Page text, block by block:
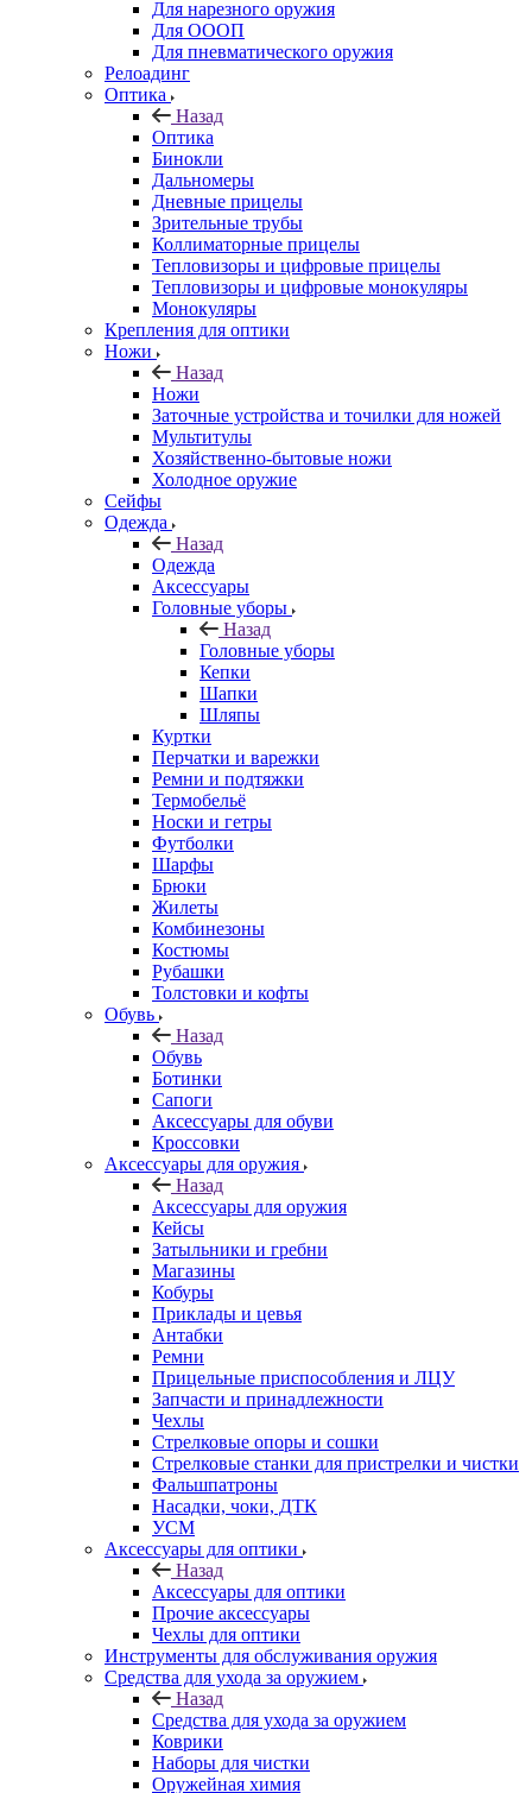
Для нарезного оружия
Для ОООП
Для пневматического оружия
Релоадинг
Оптика
Назад
Оптика
Бинокли
Дальномеры
Дневные прицелы
Зрительные трубы
Коллиматорные прицелы
Тепловизоры и цифровые прицелы
Тепловизоры и цифровые монокуляры
Монокуляры
Крепления для оптики
Ножи
Назад
Ножи
Заточные устройства и точилки для ножей
Мультитулы
Хозяйственно-бытовые ножи
Холодное оружие
Сейфы
Одежда
Назад
Одежда
Аксессуары
Головные уборы
Назад
Головные уборы
Кепки
Шапки
Шляпы
Куртки
Перчатки и варежки
Ремни и подтяжки
Термобельё
Носки и гетры
Футболки
Шарфы
Брюки
Жилеты
Комбинезоны
Костюмы
Рубашки
Толстовки и кофты
Обувь
Назад
Обувь
Ботинки
Сапоги
Аксессуары для обуви
Кроссовки
Аксессуары для оружия
Назад
Аксессуары для оружия
Кейсы
Затыльники и гребни
Магазины
Кобуры
Приклады и цевья
Антабки
Ремни
Прицельные приспособления и ЛЦУ
Запчасти и принадлежности
Чехлы
Стрелковые опоры и сошки
Стрелковые станки для пристрелки и чистки
Фальшпатроны
Насадки, чоки, ДТК
УСМ
Аксессуары для оптики
Назад
Аксессуары для оптики
Прочие аксессуары
Чехлы для оптики
Инструменты для обслуживания оружия
Средства для ухода за оружием
Назад
Средства для ухода за оружием
Коврики
Наборы для чистки
Оружейная химия